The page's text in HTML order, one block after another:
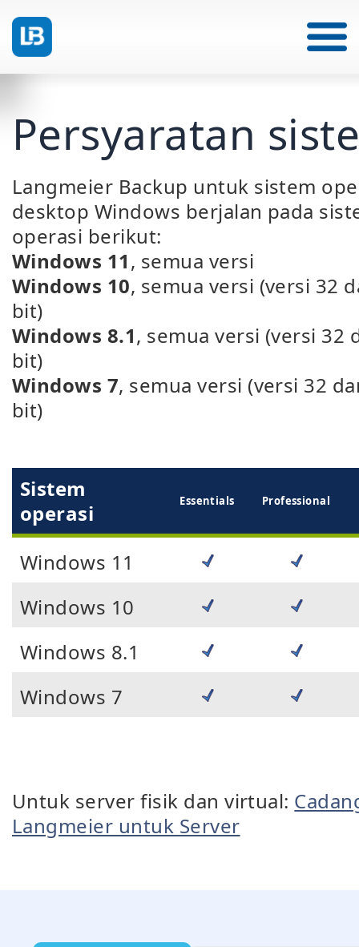
Persyaratan
Langmeier Backup untuk sistem
desktop Windows berjalan pada
operasi berikut:
Windows 11, semua versi
Windows 10, semua versi (versi 32
bit)
Windows 8.1, semua versi (versi 32
bit)
Windows 7, semua versi (versi 32
bit)
Sistem
operasi
Ess­ent­ials Pro­fess­ion­al
Windows 11
Windows 10
Windows 8.1
Windows 7
Untuk server fisik dan virtual:
Langmeier untuk Server